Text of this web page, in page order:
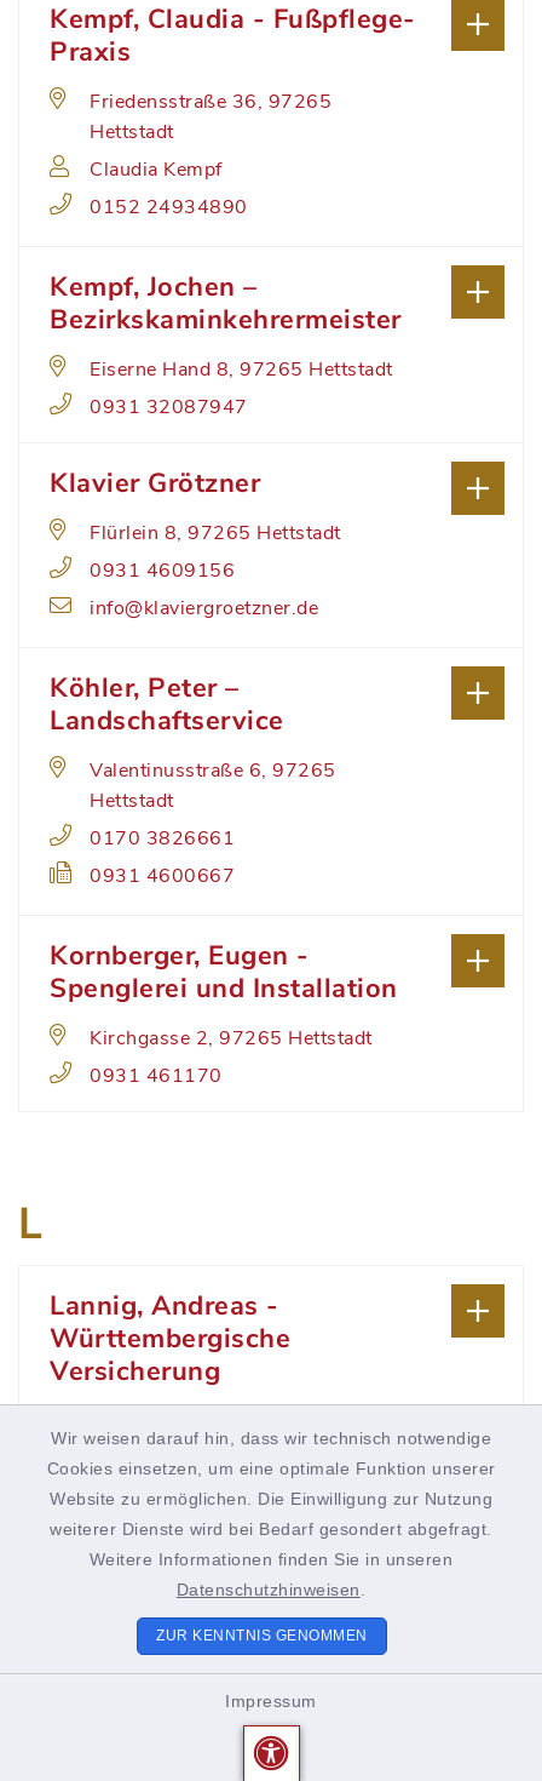
Wir weisen darauf hin, dass wir technisch notwendige
Cookies einsetzen, um eine optimale Funktion unserer
Website zu ermöglichen. Die Einwilligung zur Nutzung
weiterer Dienste wird bei Bedarf gesondert abgefragt.
Weitere Informationen finden Sie in unseren
Datenschutzhinweisen
ZUR KENNTNIS GENOMMEN
Impressum
Kempf, Claudia - Fußpflege-
Praxis
Friedensstraße 36, 97265
Hettstadt
Claudia Kempf
0152 24934890
Kempf, Jochen –
Bezirkskaminkehrermeister
Eiserne Hand 8, 97265 Hettstadt
0931 32087947
Klavier Grötzner
Flürlein 8, 97265 Hettstadt
0931 4609156
info@klaviergroetzner.de
Köhler, Peter –
Landschaftservice
Valentinusstraße 6, 97265
Hettstadt
0170 3826661
0931 4600667
Kornberger, Eugen -
Spenglerei und Installation
Kirchgasse 2, 97265 Hettstadt
0931 461170
L
Lannig, Andreas -
Württembergische
Versicherung
0931 46553244
0711 662805774
Lazi – Heizung Lüftung
Sanitär GmbH & Co. KG
Schellenhöhe 2 a, 97265 Hettstadt
0151 12121228